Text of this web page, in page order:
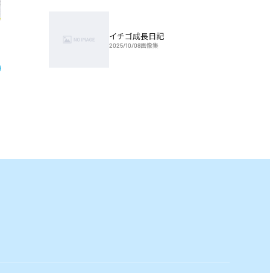
イチゴ成長日記
2025/10/08画像集